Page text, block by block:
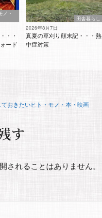
ノ・
・・
ード
田舎暮らし
2026年8月7日
真夏の草刈り顛末記・・・熱
中症対策
おきたいヒト・モノ・本・映画
す
されることはありません。